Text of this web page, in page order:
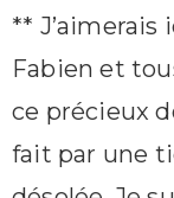
**
Fabien et
ce précieux
fait par une